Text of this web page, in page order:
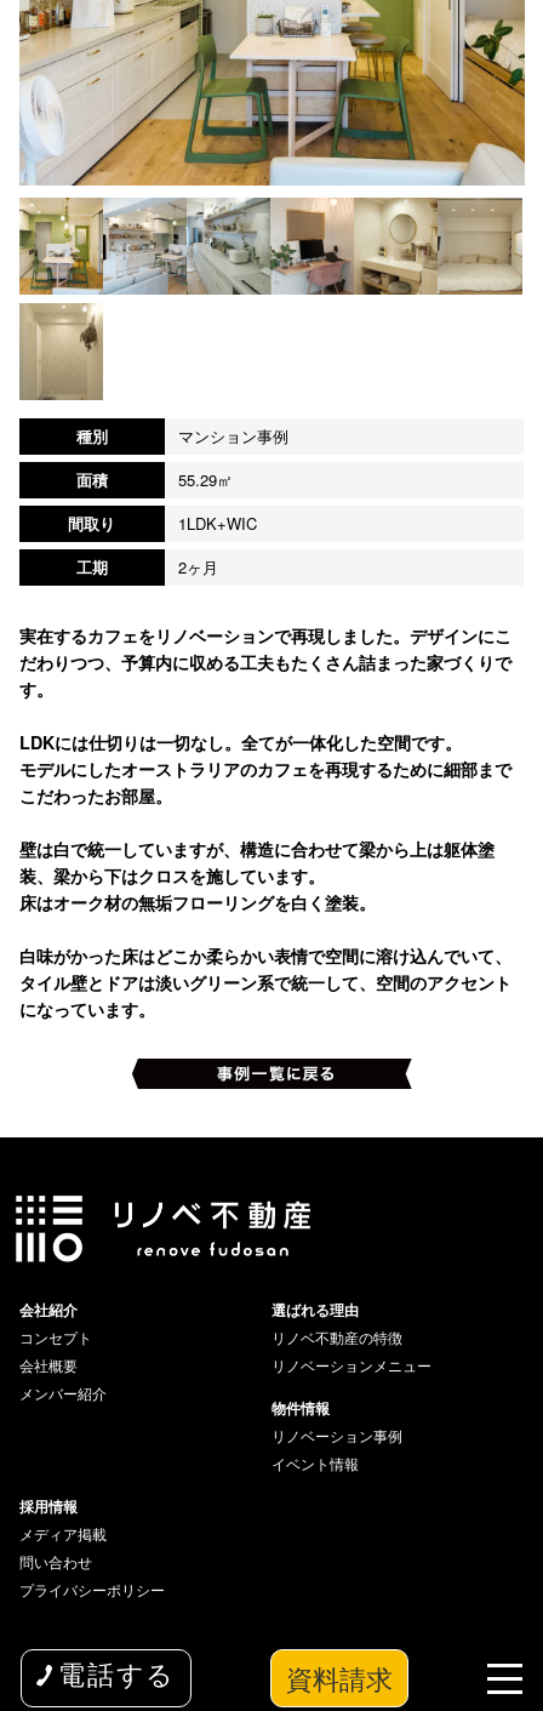
電話する 資料請求
種別
マンション事例
面積
55.29㎡
間取り
1LDK+WIC
工期
2ヶ月
実在するカフェをリノベーションで再現しました。デザインにこ
だわりつつ、予算内に収める工夫もたくさん詰まった家づくりで
す。
LDKには仕切りは一切なし。全てが一体化した空間です。
モデルにしたオーストラリアのカフェを再現するために細部まで
こだわったお部屋。
壁は白で統一していますが、構造に合わせて梁から上は躯体塗
装、梁から下はクロスを施しています。
床はオーク材の無垢フローリングを白く塗装。
白味がかった床はどこか柔らかい表情で空間に溶け込んでいて、
タイル壁とドアは淡いグリーン系で統一して、空間のアクセント
になっています。
会社紹介
コンセプト
会社概要
メンバー紹介
選ばれる理由
リノベ不動産の特徴
リノベーションメニュー
物件情報
リノベーション事例
イベント情報
採用情報
メディア掲載
問い合わせ
プライバシーポリシー
copyright© 2026 wakuwaku Inc All Rights Reserved.